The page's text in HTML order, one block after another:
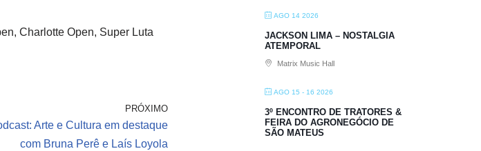
Charlotte Open, Super Luta
PRÓXIMO
Arte e Cultura em destaque
com Bruna Perê e Laís Loyola
AGO 14 2026
JACKSON LIMA – NOSTALGIA
ATEMPORAL
Matrix Music Hall
AGO 15 - 16 2026
3º ENCONTRO DE TRATORES &
FEIRA DO AGRONEGÓCIO DE
SÃO MATEUS